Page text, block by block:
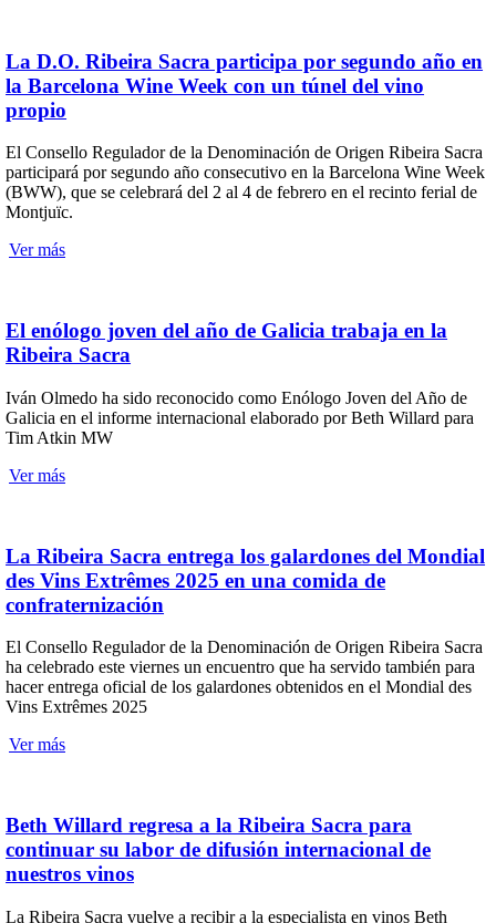
La D.O. Ribeira Sacra participa por segundo año en
la Barcelona Wine Week con un túnel del vino
propio
El Consello Regulador de la Denominación de Origen Ribeira Sacra
participará por segundo año consecutivo en la Barcelona Wine Week
(BWW), que se celebrará del 2 al 4 de febrero en el recinto ferial de
Montjuïc.
Ver más
El enólogo joven del año de Galicia trabaja en la
Ribeira Sacra
Iván Olmedo ha sido reconocido como Enólogo Joven del Año de
Galicia en el informe internacional elaborado por Beth Willard para
Tim Atkin MW
Ver más
La Ribeira Sacra entrega los galardones del Mondial
des Vins Extrêmes 2025 en una comida de
confraternización
El Consello Regulador de la Denominación de Origen Ribeira Sacra
ha celebrado este viernes un encuentro que ha servido también para
hacer entrega oficial de los galardones obtenidos en el Mondial des
Vins Extrêmes 2025
Ver más
Beth Willard regresa a la Ribeira Sacra para
continuar su labor de difusión internacional de
nuestros vinos
La Ribeira Sacra vuelve a recibir a la especialista en vinos Beth